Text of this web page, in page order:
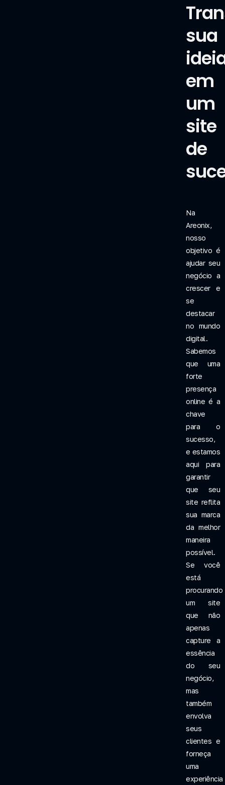
sua
em
um
site
de
Na
Areonix,
nosso
objetivo é
ajudar seu
negócio a
crescer e
se
destacar
no mundo
digital.
Sabemos
que uma
forte
presença
online é a
chave
para o
sucesso,
e estamos
aqui para
garantir
que seu
site reflita
sua marca
da melhor
maneira
possível.
Se você
está
procurando
um site
que não
apenas
capture a
essência
do seu
negócio,
mas
também
envolva
seus
clientes e
forneça
uma
experiência